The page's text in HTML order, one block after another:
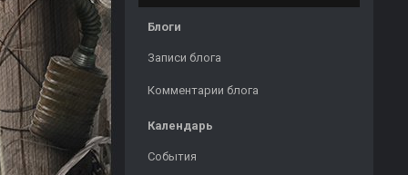
Блоги
Записи блога
Комментарии блога
Календарь
События